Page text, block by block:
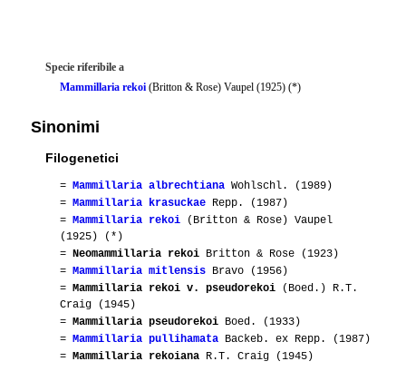
Specie riferibile a
Mammillaria rekoi (Britton & Rose) Vaupel (1925) (*)
Sinonimi
Filogenetici
= Mammillaria albrechtiana Wohlschl. (1989)
= Mammillaria krasuckae Repp. (1987)
= Mammillaria rekoi (Britton & Rose) Vaupel
(1925) (*)
= Neomammillaria rekoi Britton & Rose (1923)
= Mammillaria mitlensis Bravo (1956)
= Mammillaria rekoi v. pseudorekoi (Boed.) R.T.
Craig (1945)
= Mammillaria pseudorekoi Boed. (1933)
= Mammillaria pullihamata Backeb. ex Repp. (1987)
= Mammillaria rekoiana R.T. Craig (1945)